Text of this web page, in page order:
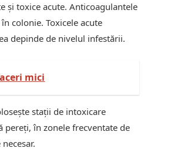
și toxice acute. Anticoagulantele
colonie. Toxicele acute
depinde de nivelul infestării.
mici
stații de intoxicare
pereți, în zonele frecventate de